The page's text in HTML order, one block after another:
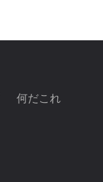
何だこれ